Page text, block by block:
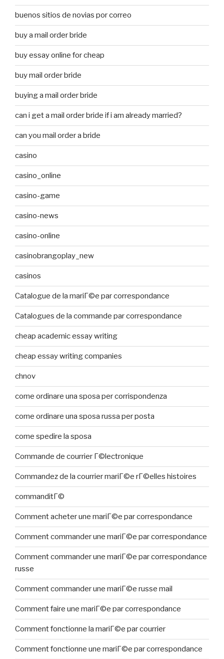
buenos sitios de novias por correo
buy a mail order bride
buy essay online for cheap
buy mail order bride
buying a mail order bride
can i get a mail order bride if i am already married?
can you mail order a bride
casino
casino_online
casino-game
casino-news
casino-online
casinobrangoplay_new
casinos
Catalogue de la mariГ©e par correspondance
Catalogues de la commande par correspondance
cheap academic essay writing
cheap essay writing companies
chnov
come ordinare una sposa per corrispondenza
come ordinare una sposa russa per posta
come spedire la sposa
Commande de courrier Г©lectronique
Commandez de la courrier mariГ©e rГ©elles histoires
commanditГ©
Comment acheter une mariГ©e par correspondance
Comment commander une mariГ©e par correspondance
Comment commander une mariГ©e par correspondance
russe
Comment commander une mariГ©e russe mail
Comment faire une mariГ©e par correspondance
Comment fonctionne la mariГ©e par courrier
Comment fonctionne une mariГ©e par correspondance